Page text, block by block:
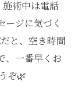
術中は電話
ジに気づく
と、空き時間
、一番早くお
ぞ🌿